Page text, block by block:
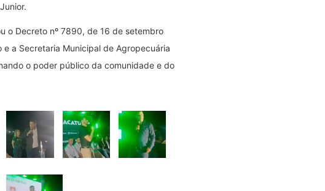
o Decreto nº 7890, de 16 de setembro
a Secretaria Municipal de Agropecuária
o poder público da comunidade e do